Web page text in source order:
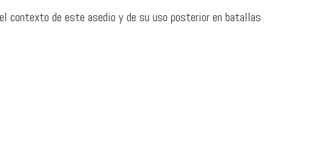
contexto de este asedio y de su uso posterior en batallas